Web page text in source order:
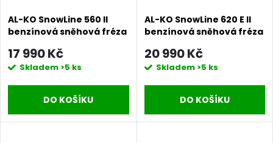
o
d
u
k
o
d
u
k
AL-KO SnowLine 560 II
benzínová sněhová fréza
17 990 Kč
Skladem >5 ks
DO KOŠÍKU
AL-KO SnowLine 620 E II
benzínová sněhová fréza
20 990 Kč
Skladem >5 ks
DO KOŠÍKU